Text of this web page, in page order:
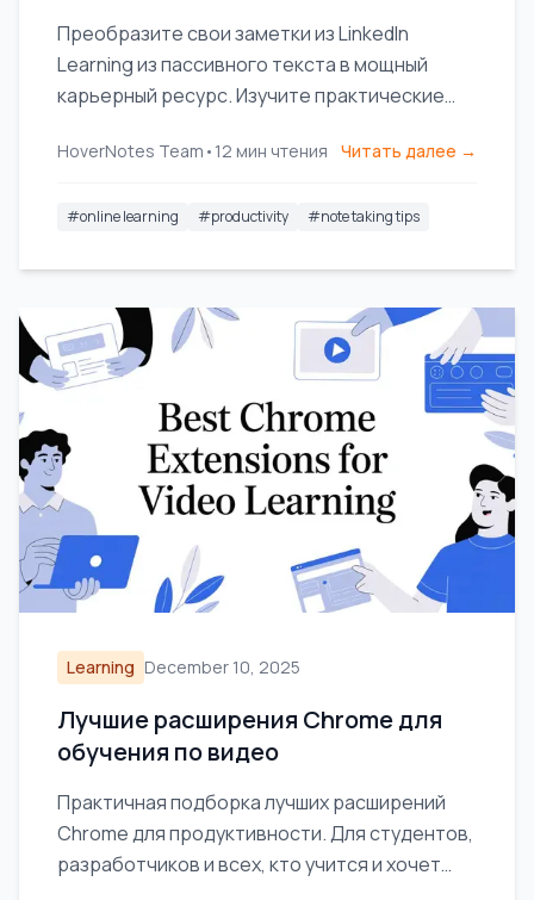
Преобразите свои заметки из LinkedIn
Learning из пассивного текста в мощный
карьерный ресурс. Изучите практические
использования своих знаний.
HoverNotes Team • 12 мин чтения Читать далее →
#online learning #productivity #note taking tips
Learning December 10, 2025
Лучшие расширения Chrome для
обучения по видео
Практичная подборка лучших расширений
Chrome для продуктивности. Для студентов,
разработчиков и всех, кто учится и хочет